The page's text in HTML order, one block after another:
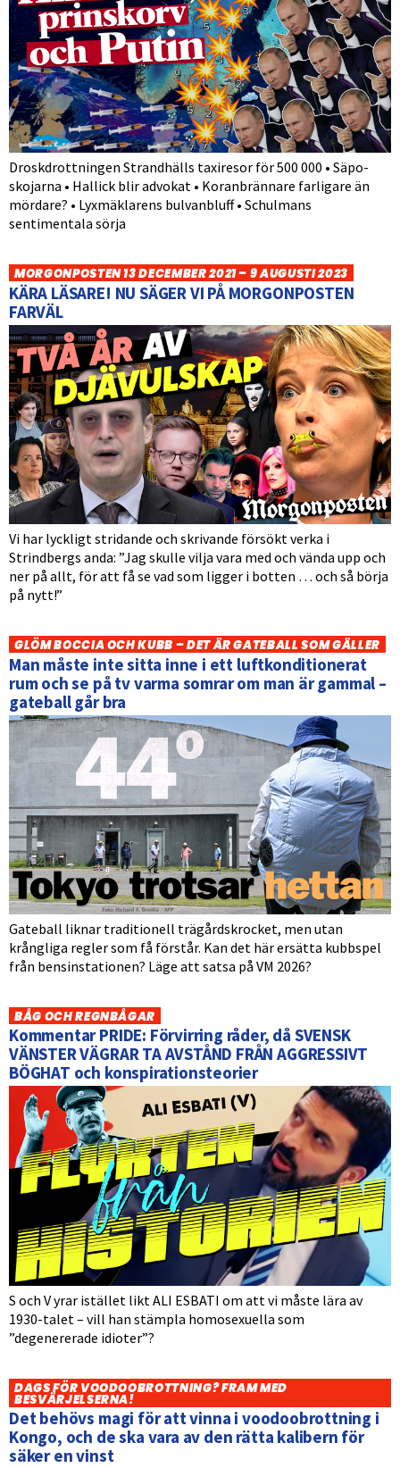
Droskdrottningen Strandhälls taxiresor för 500 000 • Säpo-
skojarna • Hallick blir advokat • Koranbrännare farligare än
mördare? • Lyxmäklarens bulvanbluff • Schulmans
sentimentala sörja
MORGONPOSTEN 13 DECEMBER 2021 – 9 AUGUSTI 2023
KÄRA LÄSARE! NU SÄGER VI PÅ MORGONPOSTEN
FARVÄL
Vi har lyckligt stridande och skrivande försökt verka i
Strindbergs anda: ”Jag skulle vilja vara med och vända upp och
ner på allt, för att få se vad som ligger i botten … och så börja
på nytt!”
GLÖM BOCCIA OCH KUBB – DET ÄR GATEBALL SOM GÄLLER
Man måste inte sitta inne i ett luftkonditionerat
rum och se på tv varma somrar om man är gammal –
gateball går bra
Gateball liknar traditionell trägårdskrocket, men utan
krångliga regler som få förstår. Kan det här ersätta kubbspel
från bensinstationen? Läge att satsa på VM 2026?
BÅG OCH REGNBÅGAR
Kommentar PRIDE: Förvirring råder, då SVENSK
VÄNSTER VÄGRAR TA AVSTÅND FRÅN AGGRESSIVT
BÖGHAT och konspirationsteorier
S och V yrar istället likt ALI ESBATI om att vi måste lära av
1930-talet – vill han stämpla homosexuella som
”degenererade idioter”?
DAGS FÖR VOODOOBROTTNING? FRAM MED
BESVÄRJELSERNA!
Det behövs magi för att vinna i voodoobrottning i
Kongo, och de ska vara av den rätta kalibern för
säker en vinst